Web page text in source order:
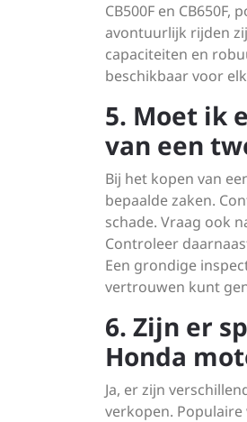
CB500F en
avontuurlijk rijden
capaciteiten en
beschikbaar voor
5. Moet ik
van een
Bij het kopen van
bepaalde zaken.
schade. Vraag ook
Controleer
Een grondige
vertrouwen kunt
6. Zijn er
Honda
Ja, er zijn
verkopen.